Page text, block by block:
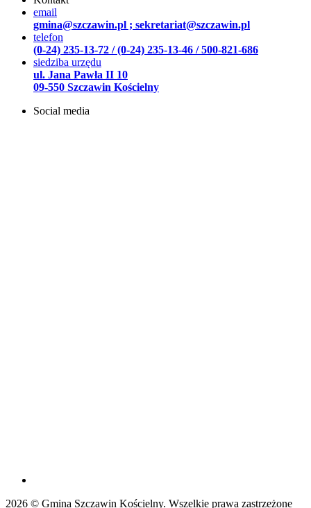
email
gmina@szczawin.pl ; sekretariat@szczawin.pl
telefon
(0-24) 235-13-72 / (0-24) 235-13-46 / 500-821-686
siedziba urzędu
ul. Jana Pawła II 10
09-550 Szczawin Kościelny
Social media
2026 © Gmina Szczawin Kościelny. Wszelkie prawa zastrzeżone